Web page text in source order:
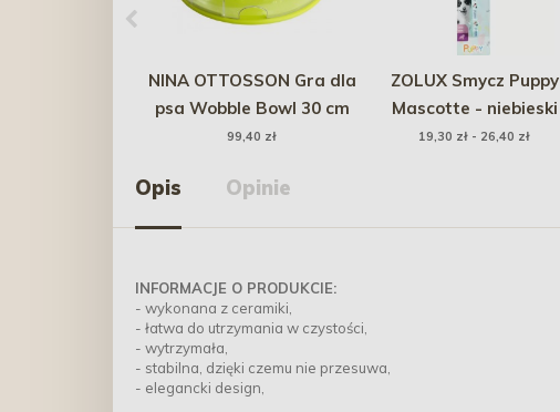
NINA OTTOSSON Gra dla
psa Wobble Bowl 30 cm
99,40 zł
ZOLUX Smycz Puppy
Mascotte - niebieski
19,30 zł - 26,40 zł
Opis Opinie
INFORMACJE O PRODUKCIE:
- wykonana z ceramiki,
- łatwa do utrzymania w czystości,
- wytrzymała,
- stabilna, dzięki czemu nie przesuwa,
- elegancki design,